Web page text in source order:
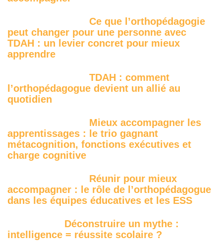
Ce que l’orthopédagogie
peut changer pour une personne avec
TDAH : un levier concret pour mieux
apprendre
TDAH : comment
l’orthopédagogue devient un allié au
quotidien
Mieux accompagner les
apprentissages : le trio gagnant
métacognition, fonctions exécutives et
charge cognitive
Réunir pour mieux
accompagner : le rôle de l’orthopédagogue
dans les équipes éducatives et les ESS
Déconstruire un mythe :
intelligence = réussite scolaire ?